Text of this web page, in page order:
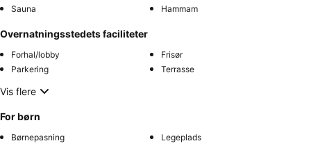
Sauna
Hammam
Overnatningsstedets faciliteter
Forhal/lobby
Frisør
Parkering
Terrasse
Vis flere
For børn
Børnepasning
Legeplads